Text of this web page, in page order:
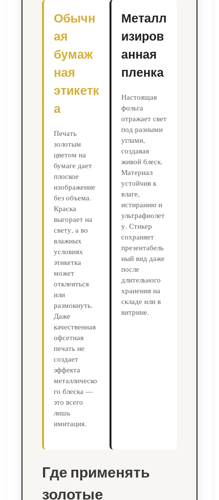
Обычн
ая
бумаж
ная
этикетк
а
Печать
золотым
цветом на
бумаге дает
плоское
изображение
без объема.
Краска
выгорает на
свету, а во
влажных
условиях
этикетка
может
отклеиться
или
размокнуть.
Даже
качественная
офсетная
печать не
создает
эффекта
металлическо
го блеска —
это всего
лишь
имитация.
Металл
изиров
анная
пленка
Настоящая
фольга
отражает свет
под разными
углами,
создавая
живой блеск.
Материал
устойчив к
влаге,
истиранию и
ультрафиолет
у. Стикер
сохраняет
презентабель
ный вид даже
после
длительного
хранения на
складе или в
витрине.
Где применять
золотые